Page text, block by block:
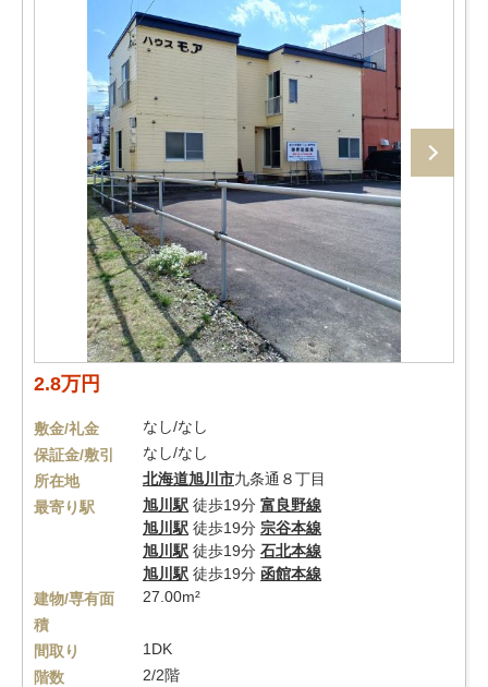
2.8万円
敷金/礼金
なし/なし
保証金/敷引
なし/なし
所在地
北海道旭川市九条通８丁目
最寄り駅
旭川駅 徒歩19分 富良野線
旭川駅 徒歩19分 宗谷本線
旭川駅 徒歩19分 石北本線
旭川駅 徒歩19分 函館本線
建物/専有面
積
27.00m²
間取り
1DK
階数
2/2階